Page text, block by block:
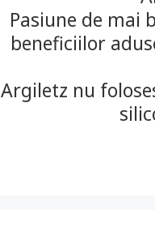
Pasiune de mai
beneficiilor
Argiletz nu